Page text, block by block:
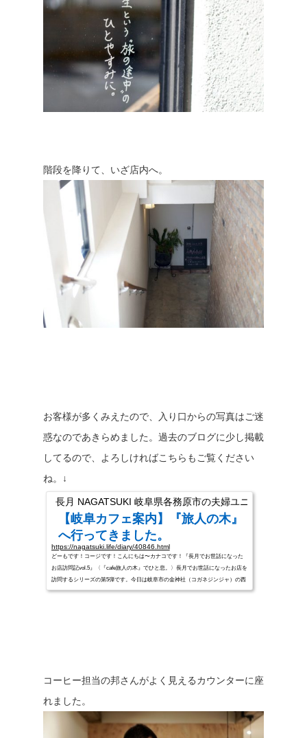
階段を降りて、いざ店内へ。
お客様が多くみえたので、入り口からの写真はご迷
惑なのであきらめました。過去のブログに少し掲載
してるので、よろしければこちらもご覧ください
ね。↓
長月 NAGATSUKI 岐阜県各務原市の夫婦ユニット
【岐阜カフェ案内】『旅人の木』
へ行ってきました。
https://nagatsuki.life/diary/40846.html
どーもです！コージです！こんにちは〜カナコです！『長月でお世話になった
お店訪問記vol.5』〈『cafe旅人の木』でひと息。〉長月でお世話になったお店を
訪問するシリーズの第5弾です。今日は岐阜市の金神社（コガネジンジャ）の西
にある「cafe旅人の木」さんで、午後の休憩がてらコーヒーとケーキをいただい
コーヒー担当の邦さんがよく見えるカウンターに座
れました。